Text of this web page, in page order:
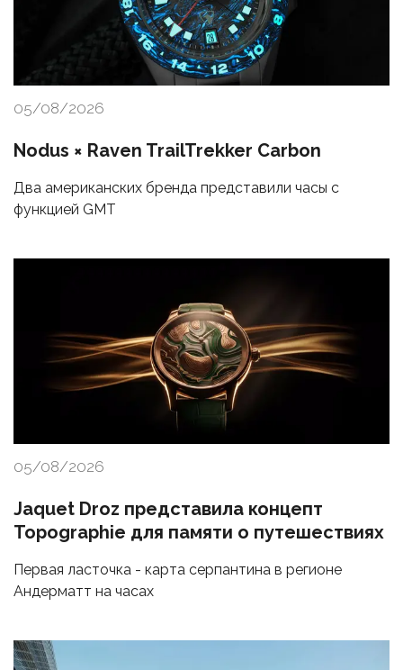
05/08/2026
Nodus × Raven TrailTrekker Carbon
Два американских бренда представили часы с
функцией GMT
05/08/2026
Jaquet Droz представила концепт
Topographie для памяти о путешествиях
Первая ласточка - карта серпантина в регионе
Андерматт на часах